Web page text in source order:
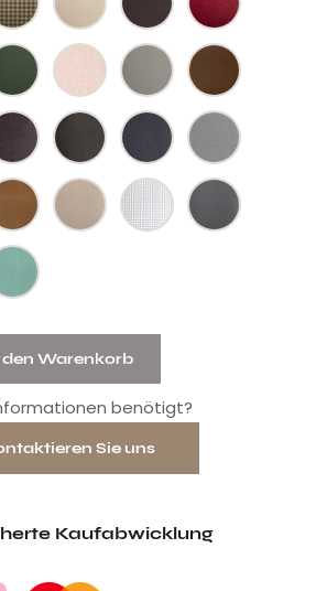
den Warenkorb
benötigt?
Sie uns
Kaufabwicklung